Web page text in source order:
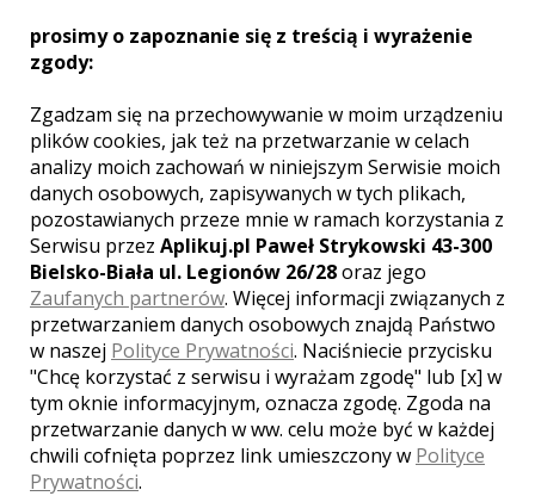
KAZIMIERZ DOLNY
LOKALE WESELNE Z MIASTAJAKUBOWICE
KONIŃSKIE
prosimy o zapoznanie się z treścią i wyrażenie
zgody:
Zgadzam się na przechowywanie w moim urządzeniu
plików cookies, jak też na przetwarzanie w celach
analizy moich zachowań w niniejszym Serwisie moich
danych osobowych, zapisywanych w tych plikach,
pozostawianych przeze mnie w ramach korzystania z
Serwisu przez Aplikuj.pl Paweł Strykowski 43-300
Bielsko-Biała ul. Legionów 26/28oraz jego
Zaufanych partnerów. Więcej informacji związanych z
przetwarzaniem danych osobowych znajdą Państwo
w naszej Polityce Prywatności. Naciśniecie przycisku
"Chcę korzystać z serwisu i wyrażam zgodę" lub [x] w
tym oknie informacyjnym, oznacza zgodę. Zgoda na
przetwarzanie danych w ww. celu może być w każdej
chwili cofnięta poprzez link umieszczony w Polityce
Prywatności.